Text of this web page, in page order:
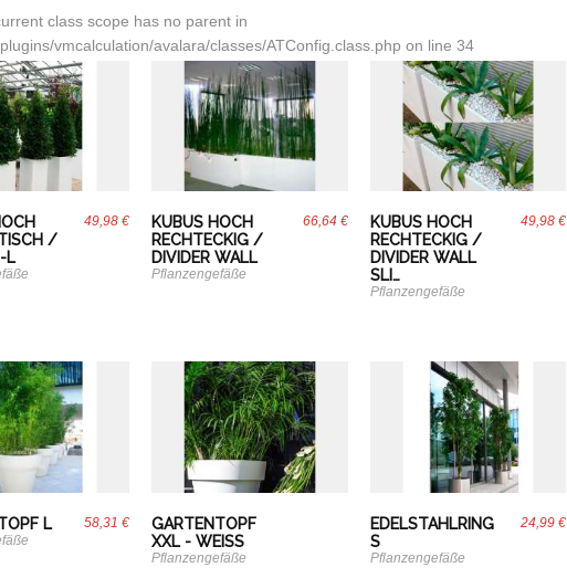
class scope has no parent in
vmcalculation/avalara/classes/ATConfig.class.php on line 34
49,98 €
/
L
66,64 €
KUBUS HOCH
RECHTECKIG /
DIVIDER WALL
Pflanzengefäße
49,98 €
KUBUS HOCH
RECHTECKIG /
DIVIDER WALL
SLI…
Pflanzengefäße
58,31 €
L
GARTENTOPF
XXL - WEISS
Pflanzengefäße
24,99 €
EDELSTAHLRING
S
Pflanzengefäße